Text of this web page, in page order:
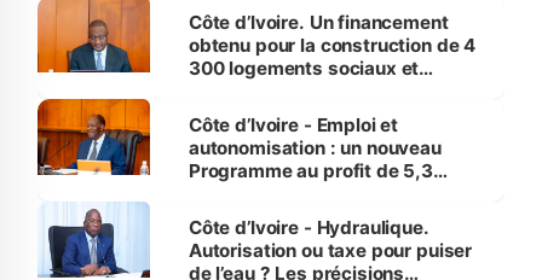
Côte d’Ivoire. Un financement
obtenu pour la construction de 4
300 logements sociaux et
et Yamoussoukro
Côte d’Ivoire - Emploi et
autonomisation : un nouveau
Programme au profit de 5,3
Côte d’Ivoire - Hydraulique.
Autorisation ou taxe pour puiser
de l’eau ? Les précisions